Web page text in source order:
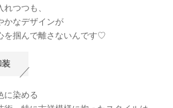
つつも、
かなデザインが
を掴んで離さないんです♡
装
に染める